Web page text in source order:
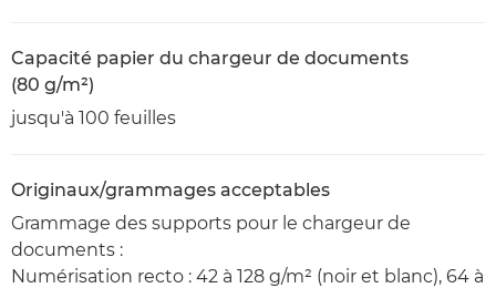
Capacité papier du chargeur de documents
(80 g/m²)
jusqu'à 100 feuilles
Originaux/grammages acceptables
Grammage des supports pour le chargeur de
documents :
Numérisation recto : 42 à 128 g/m² (noir et blanc), 64 à